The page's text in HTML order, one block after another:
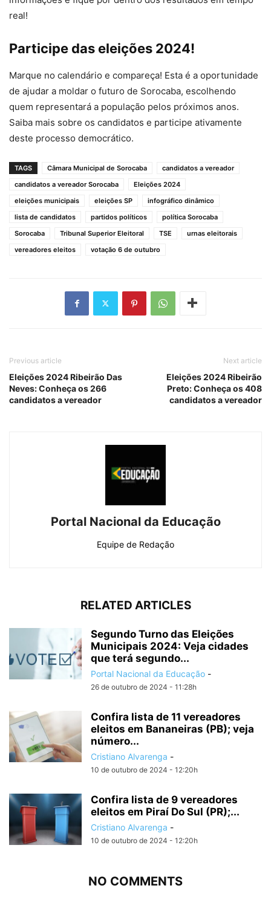
real!
Participe das eleições 2024!
Marque no calendário e compareça! Esta é a oportunidade
de ajudar a moldar o futuro de Sorocaba, escolhendo
quem representará a população pelos próximos anos.
Saiba mais sobre os candidatos e participe ativamente
deste processo democrático.
TAGS Câmara Municipal de Sorocaba
candidatos a vereador
candidatos a vereador Sorocaba
Eleições 2024
eleições municipais
eleições SP
infográfico dinâmico
lista de candidatos
partidos políticos
política Sorocaba
Sorocaba
Tribunal Superior Eleitoral TSE
urnas eleitorais
vereadores eleitos
votação 6 de outubro
Previous article
Eleições 2024 Ribeirão Das
Neves: Conheça os 266
candidatos a vereador
Next article
Eleições 2024 Ribeirão
Preto: Conheça os 408
candidatos a vereador
Portal Nacional da Educação
Equipe de Redação
RELATED ARTICLES
Segundo Turno das Eleições
Municipais 2024: Veja cidades
que terá segundo...
Portal Nacional da Educação -
26 de outubro de 2024 - 11:28h
Confira lista de 11 vereadores
eleitos em Bananeiras (PB); veja
número...
Cristiano Alvarenga -
10 de outubro de 2024 - 12:20h
Confira lista de 9 vereadores
eleitos em Piraí Do Sul (PR);...
Cristiano Alvarenga -
10 de outubro de 2024 - 12:20h
NO COMMENTS